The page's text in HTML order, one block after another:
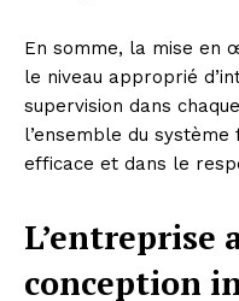
En somme, la mise en
le niveau approprié
supervision dans
l’ensemble du
efficace et dans le
L’entreprise
conception